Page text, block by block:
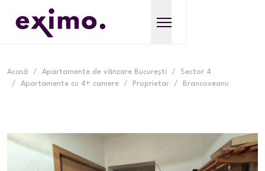
Acasă / Apartamente de vânzare București /
Sector 4
/
Apartamente cu 4+ camere / Proprietar / Brancoveanu